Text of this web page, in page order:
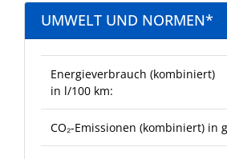
UMWELT UND NORMEN*
Energieverbrauch (kombiniert)
in l/100 km:
CO₂-Emissionen (kombiniert) in